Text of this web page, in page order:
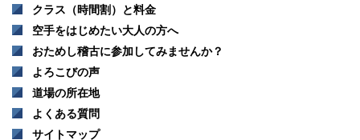
クラス（時間割）と料金
空手をはじめたい大人の方へ
おためし稽古に参加してみませんか？
よろこびの声
道場の所在地
よくある質問
サイトマップ